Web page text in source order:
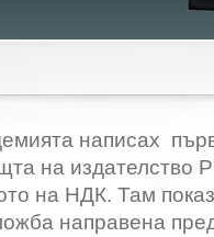
написах
на издателство
на НДК. Там
направена